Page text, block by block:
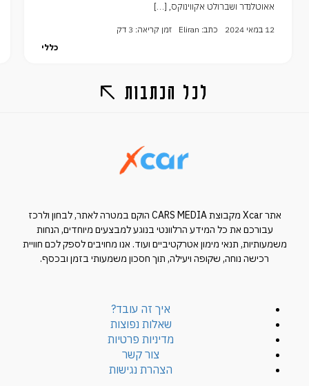
אאוטלנדר ושברולט אקווינוקס, […]
12 במאי 2024 כתב: Eliran
זמן קריאה: 3 דק
כללי
לכל הכתבות
אתר Xcar מקבוצת CARS MEDIA הוקם במטרה לאתר, לבחון ולרכז
עבורכם את כל המידע הרלוונטי בנוגע למבצעים מיוחדים, הנחות
משמעותיות, תנאי מימון אטרקטיביים ועוד. אנו מחויבים לספק לכם חוויית
רכישה נוחה, שקופה ויעילה, תוך חסכון משמעותי בזמן ובכסף.
איך זה עובד?
שאלות נפוצות
מדיניות פרטיות
צור קשר
הצהרת נגישות